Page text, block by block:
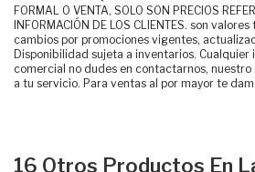
FORMAL O VENTA, SOLO SON PRECIOS
INFORMACIÓN DE LOS CLIENTES. son
cambios por promociones vigentes,
Disponibilidad sujeta a inventarios.
comercial no dudes en contactarnos,
a tu servicio. Para ventas al por mayor te
16 Otros Productos En